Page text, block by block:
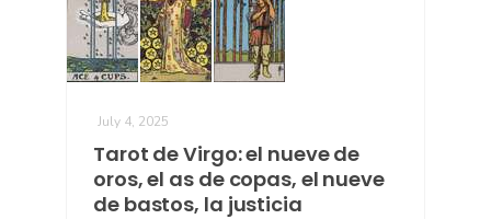
July 4, 2025
Tarot de Virgo: el nueve de
oros, el as de copas, el nueve
de bastos, la justicia